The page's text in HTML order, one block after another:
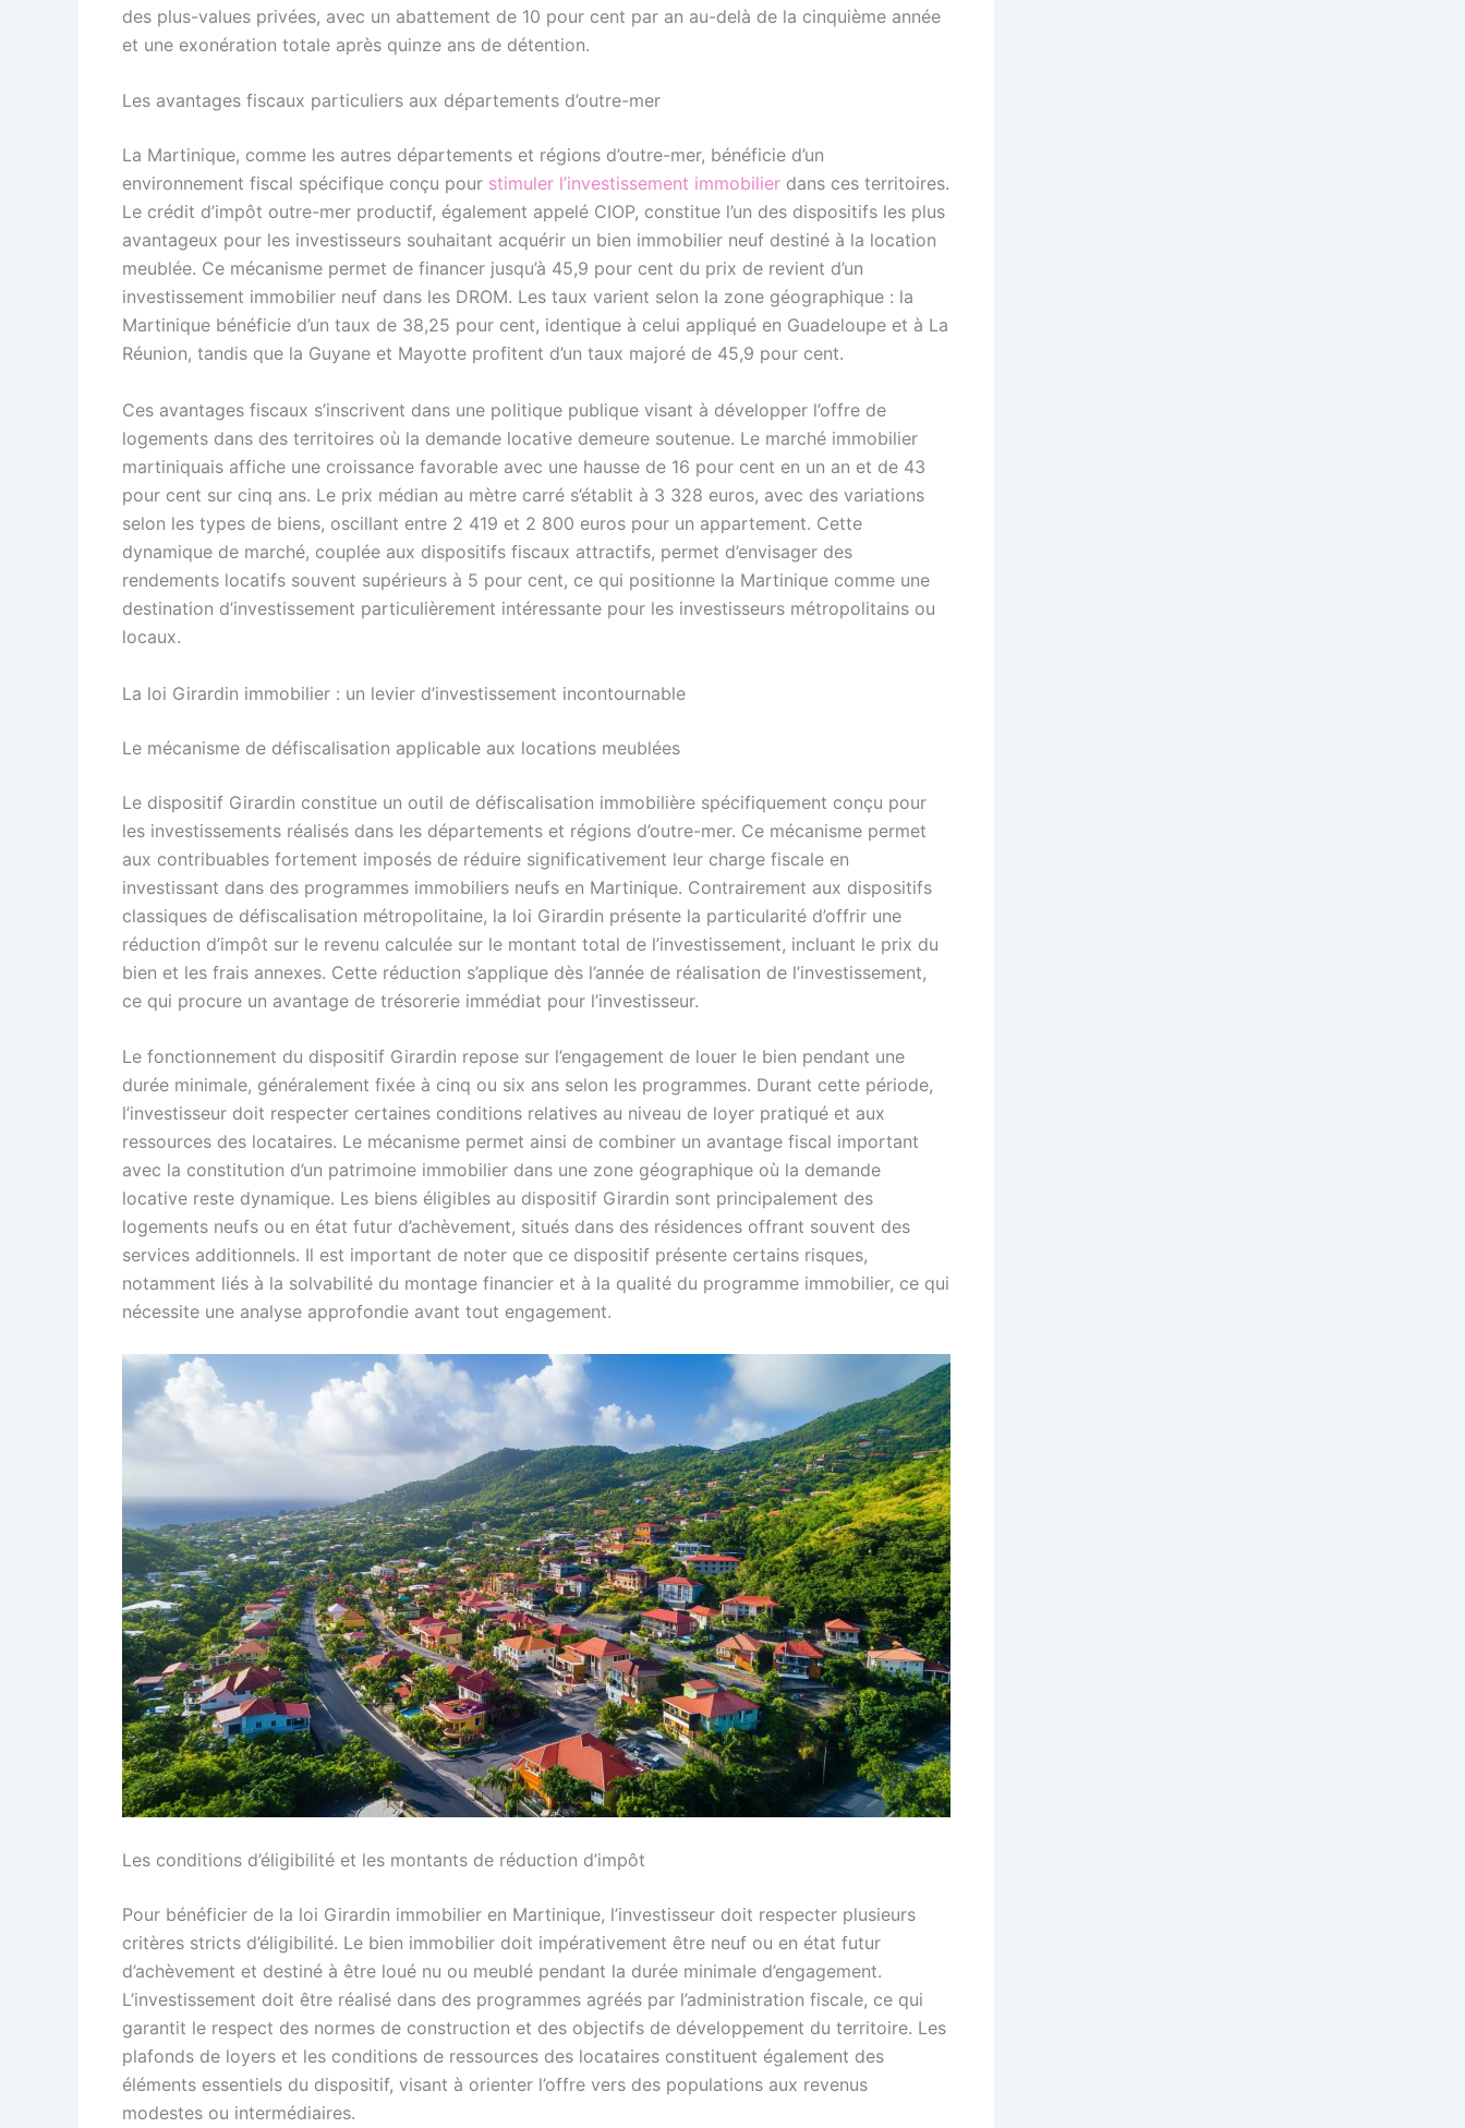
des plus-values privées, avec un abattement de 10 pour cent par an au-delà de la cinquième année
et une exonération totale après quinze ans de détention.
Les avantages fiscaux particuliers aux départements d’outre-mer
La Martinique, comme les autres départements et régions d’outre-mer, bénéficie d’un
environnement fiscal spécifique conçu pour stimuler l’investissement immobilier dans ces territoires.
Le crédit d’impôt outre-mer productif, également appelé CIOP, constitue l’un des dispositifs les plus
avantageux pour les investisseurs souhaitant acquérir un bien immobilier neuf destiné à la location
meublée. Ce mécanisme permet de financer jusqu’à 45,9 pour cent du prix de revient d’un
investissement immobilier neuf dans les DROM. Les taux varient selon la zone géographique : la
Martinique bénéficie d’un taux de 38,25 pour cent, identique à celui appliqué en Guadeloupe et à La
Réunion, tandis que la Guyane et Mayotte profitent d’un taux majoré de 45,9 pour cent.
Ces avantages fiscaux s’inscrivent dans une politique publique visant à développer l’offre de
logements dans des territoires où la demande locative demeure soutenue. Le marché immobilier
martiniquais affiche une croissance favorable avec une hausse de 16 pour cent en un an et de 43
pour cent sur cinq ans. Le prix médian au mètre carré s’établit à 3 328 euros, avec des variations
selon les types de biens, oscillant entre 2 419 et 2 800 euros pour un appartement. Cette
dynamique de marché, couplée aux dispositifs fiscaux attractifs, permet d’envisager des
rendements locatifs souvent supérieurs à 5 pour cent, ce qui positionne la Martinique comme une
destination d’investissement particulièrement intéressante pour les investisseurs métropolitains ou
locaux.
La loi Girardin immobilier : un levier d’investissement incontournable
Le mécanisme de défiscalisation applicable aux locations meublées
Le dispositif Girardin constitue un outil de défiscalisation immobilière spécifiquement conçu pour
les investissements réalisés dans les départements et régions d’outre-mer. Ce mécanisme permet
aux contribuables fortement imposés de réduire significativement leur charge fiscale en
investissant dans des programmes immobiliers neufs en Martinique. Contrairement aux dispositifs
classiques de défiscalisation métropolitaine, la loi Girardin présente la particularité d’offrir une
réduction d’impôt sur le revenu calculée sur le montant total de l’investissement, incluant le prix du
bien et les frais annexes. Cette réduction s’applique dès l’année de réalisation de l’investissement,
ce qui procure un avantage de trésorerie immédiat pour l’investisseur.
Le fonctionnement du dispositif Girardin repose sur l’engagement de louer le bien pendant une
durée minimale, généralement fixée à cinq ou six ans selon les programmes. Durant cette période,
l’investisseur doit respecter certaines conditions relatives au niveau de loyer pratiqué et aux
ressources des locataires. Le mécanisme permet ainsi de combiner un avantage fiscal important
avec la constitution d’un patrimoine immobilier dans une zone géographique où la demande
locative reste dynamique. Les biens éligibles au dispositif Girardin sont principalement des
logements neufs ou en état futur d’achèvement, situés dans des résidences offrant souvent des
services additionnels. Il est important de noter que ce dispositif présente certains risques,
notamment liés à la solvabilité du montage financier et à la qualité du programme immobilier, ce qui
nécessite une analyse approfondie avant tout engagement.
Les conditions d’éligibilité et les montants de réduction d’impôt
Pour bénéficier de la loi Girardin immobilier en Martinique, l’investisseur doit respecter plusieurs
critères stricts d’éligibilité. Le bien immobilier doit impérativement être neuf ou en état futur
d’achèvement et destiné à être loué nu ou meublé pendant la durée minimale d’engagement.
L’investissement doit être réalisé dans des programmes agréés par l’administration fiscale, ce qui
garantit le respect des normes de construction et des objectifs de développement du territoire. Les
plafonds de loyers et les conditions de ressources des locataires constituent également des
éléments essentiels du dispositif, visant à orienter l’offre vers des populations aux revenus
modestes ou intermédiaires.